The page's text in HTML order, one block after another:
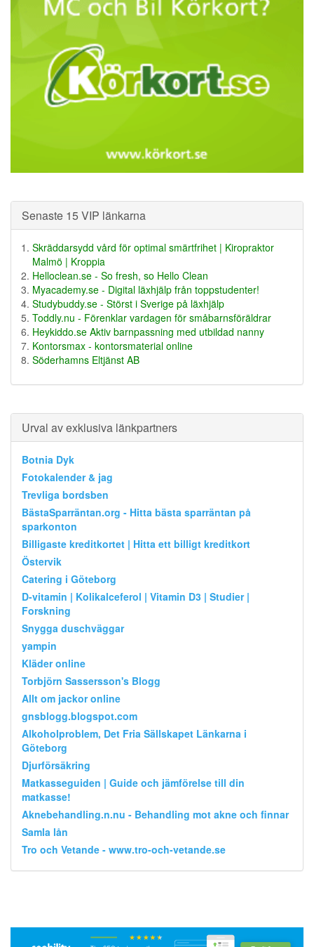
Senaste 15 VIP länkarna
Skräddarsydd vård för optimal smärtfrihet | Kiropraktor
Malmö | Kroppia
Helloclean.se - So fresh, so Hello Clean
Myacademy.se - Digital läxhjälp från toppstudenter!
Studybuddy.se - Störst i Sverige på läxhjälp
Toddly.nu - Förenklar vardagen för småbarnsföräldrar
Heykiddo.se Aktiv barnpassning med utbildad nanny
Kontorsmax - kontorsmaterial online
Söderhamns Eltjänst AB
Urval av exklusiva länkpartners
Botnia Dyk
Fotokalender & jag
Trevliga bordsben
BästaSparräntan.org - Hitta bästa sparräntan på
sparkonton
Billigaste kreditkortet | Hitta ett billigt kreditkort
Östervik
Catering i Göteborg
D-vitamin | Kolikalceferol | Vitamin D3 | Studier |
Forskning
Snygga duschväggar
yampin
Kläder online
Torbjörn Sassersson's Blogg
Allt om jackor online
gnsblogg.blogspot.com
Alkoholproblem, Det Fria Sällskapet Länkarna i
Göteborg
Djurförsäkring
Matkasseguiden | Guide och jämförelse till din
matkasse!
Aknebehandling.n.nu - Behandling mot akne och finnar
Samla lån
Tro och Vetande - www.tro-och-vetande.se